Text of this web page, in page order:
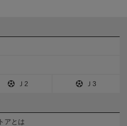
Ｊ2 Ｊ3
アとは